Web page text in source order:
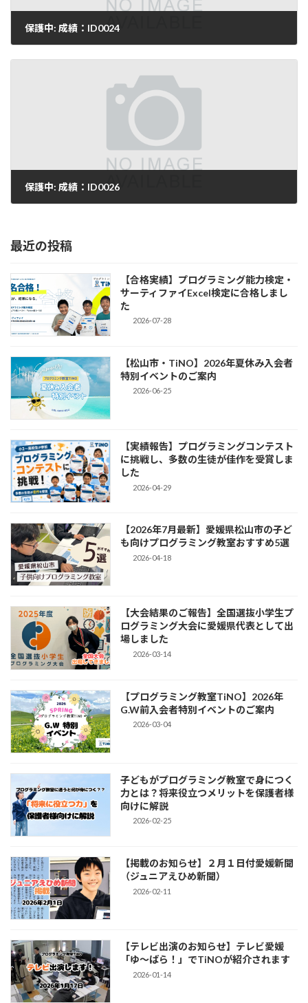
保護中: 成績：ID0024
保護中: 成績：ID0026
最近の投稿
【合格実績】プログラミング能力検定・
サーティファイExcel検定に合格しまし
た
2026-07-28
【松山市・TiNO】2026年夏休み入会者
特別イベントのご案内
2026-06-25
【実績報告】プログラミングコンテスト
に挑戦し、多数の生徒が佳作を受賞しま
した
2026-04-29
【2026年7月最新】愛媛県松山市の子ど
も向けプログラミング教室おすすめ5選
2026-04-18
【大会結果のご報告】全国選抜小学生プ
ログラミング大会に愛媛県代表として出
場しました
2026-03-14
【プログラミング教室TiNO】2026年
G.W前入会者特別イベントのご案内
2026-03-04
子どもがプログラミング教室で身につく
力とは？将来役立つメリットを保護者様
向けに解説
2026-02-25
【掲載のお知らせ】２月１日付愛媛新聞
（ジュニアえひめ新聞）
2026-02-11
【テレビ出演のお知らせ】テレビ愛媛
「ゆ～ばら！」でTiNOが紹介されます
2026-01-14